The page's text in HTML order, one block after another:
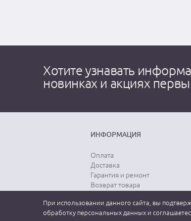
Хотите узнавать
новинках и акциях
ИНФОРМАЦИЯ
Оплата
Доставка
Гарантия и ремонт
Возврат товара
Уход за одеждой
При использовании данного сайта, вы
обработку персональных данных и